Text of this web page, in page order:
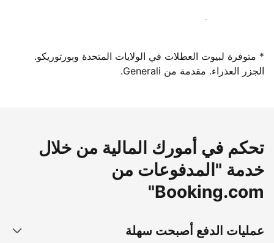
سجِّل كمضيف لدينا اليوم
* متوفرة لبيوت العطلات في الولايات المتحدة وبورتوريكو.
الجزر العذراء. مقدمة من Generali.
تحكم في أمورك المالية من خلال
خدمة "المدفوعات من
Booking.com"
عمليات الدفع أصبحت سهلة